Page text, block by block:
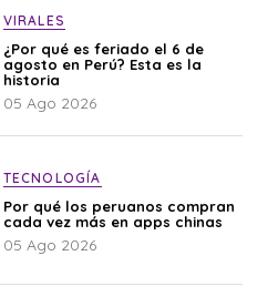
VIRALES
¿Por qué es feriado el 6 de
agosto en Perú? Esta es la
historia
05 Ago 2026
TECNOLOGÍA
Por qué los peruanos compran
cada vez más en apps chinas
05 Ago 2026